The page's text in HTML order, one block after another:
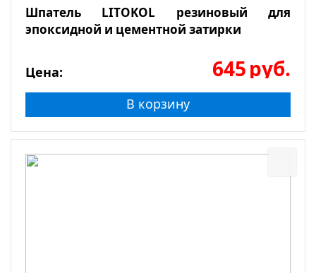
Шпатель LITOKOL резиновый для
эпоксидной и цементной затирки
Цена: 645руб.
В корзину